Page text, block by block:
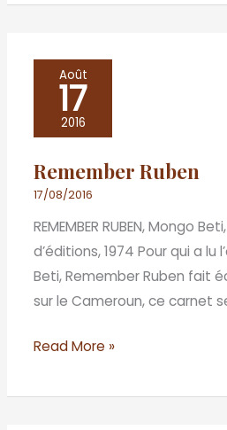
Août
17
2016
Remember Ruben
17/08/2016
REMEMBER RUBEN, Mongo
d’éditions, 1974 Pour qui a
Beti, Remember Ruben fait
sur le Cameroun, ce carnet
Remember
Ruben
Read More »